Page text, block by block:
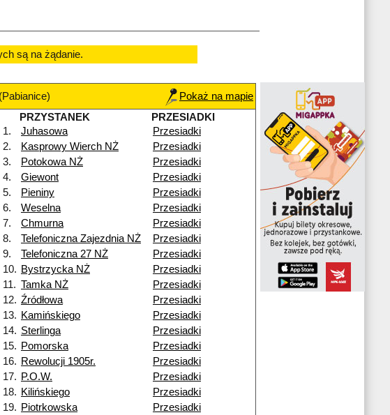
są na żądanie.
Pokaż na mapie
PRZYSTANEK
PRZESIADKI
1. Juhasowa
Przesiadki
2. Kasprowy Wierch NŻ
Przesiadki
3. Potokowa NŻ
Przesiadki
4. Giewont
Przesiadki
5. Pieniny
Przesiadki
6. Weselna
Przesiadki
7. Chmurna
Przesiadki
8. Telefoniczna Zajezdnia NŻ
Przesiadki
9. Telefoniczna 27 NŻ
Przesiadki
10. Bystrzycka NŻ
Przesiadki
11. Tamka NŻ
Przesiadki
12. Źródłowa
Przesiadki
13. Kamińskiego
Przesiadki
14. Sterlinga
Przesiadki
15. Pomorska
Przesiadki
16. Rewolucji 1905r.
Przesiadki
17. P.O.W.
Przesiadki
18. Kilińskiego
Przesiadki
19. Piotrkowska
Przesiadki